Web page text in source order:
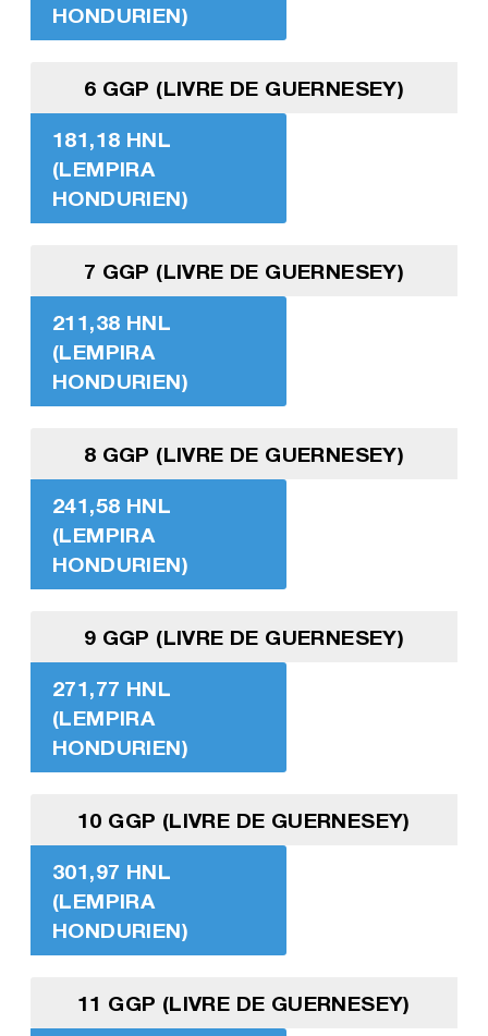
HONDURIEN)
6 GGP (LIVRE DE GUERNESEY)
181,18 HNL
(LEMPIRA
HONDURIEN)
7 GGP (LIVRE DE GUERNESEY)
211,38 HNL
(LEMPIRA
HONDURIEN)
8 GGP (LIVRE DE GUERNESEY)
241,58 HNL
(LEMPIRA
HONDURIEN)
9 GGP (LIVRE DE GUERNESEY)
271,77 HNL
(LEMPIRA
HONDURIEN)
10 GGP (LIVRE DE GUERNESEY)
301,97 HNL
(LEMPIRA
HONDURIEN)
11 GGP (LIVRE DE GUERNESEY)